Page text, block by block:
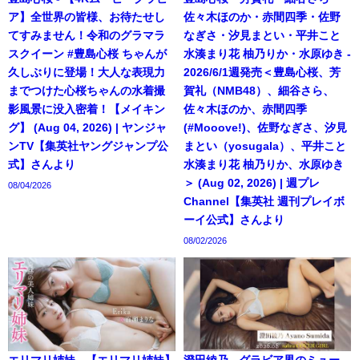
ア】全世界の皆様、お待たせし
てすみません！令和のグラマラ
スクイーン #豊島心桜 ちゃんが
久しぶりに登場！大人な表現力
までつけた心桜ちゃんの水着撮
影風景に没入密着！【メイキン
グ】 (Aug 04, 2026) | ヤンジャ
ンTV【集英社ヤングジャンプ公
式】さんより
08/04/2026
佐々木ほのか・赤間四季・佐野
なぎさ・汐見まとい・平井こと
水湊まり花 柚乃りか・水原ゆき -
2026/6/1週発売＜豊島心桜、芳
賀礼（NMB48）、細谷さら、
佐々木ほのか、赤間四季
(#Mooove!)、佐野なぎさ、汐見
まとい（yosugala）、平井こと
水湊まり花 柚乃りか、水原ゆき
＞ (Aug 02, 2026) | 週プレ
Channel【集英社 週刊プレイボ
ーイ公式】さんより
08/02/2026